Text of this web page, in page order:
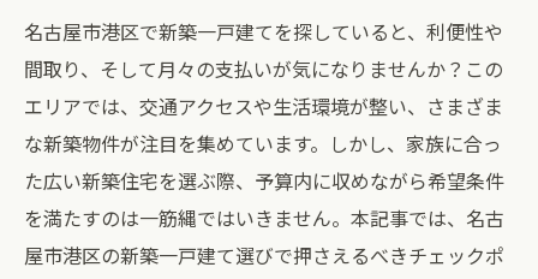
名古屋市港区で新築一戸建てを探していると、利便性や
間取り、そして月々の支払いが気になりませんか？この
エリアでは、交通アクセスや生活環境が整い、さまざま
な新築物件が注目を集めています。しかし、家族に合っ
た広い新築住宅を選ぶ際、予算内に収めながら希望条件
を満たすのは一筋縄ではいきません。本記事では、名古
屋市港区の新築一戸建て選びで押さえるべきチェックポ